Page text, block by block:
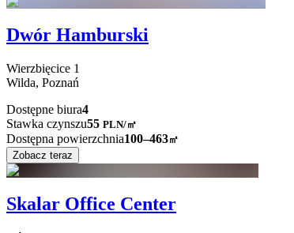
Dwór Hamburski
Wierzbięcice 1
Wilda, Poznań
Dostępne biura4
Stawka czynszu55 PLN/㎡
Dostępna powierzchnia100–463㎡
Zobacz teraz
Skalar Office Center